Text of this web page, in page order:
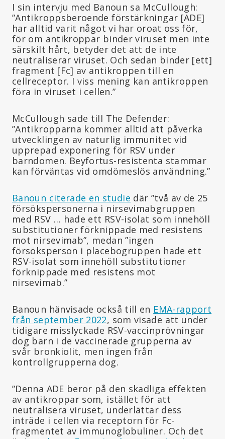
I sin intervju med Banoun sa McCullough:
”Antikroppsberoende förstärkningar [ADE]
har alltid varit något vi har oroat oss för,
för om antikroppar binder viruset men inte
särskilt hårt, betyder det att de inte
neutraliserar viruset. Och sedan binder [ett]
fragment [Fc] av antikroppen till en
cellreceptor. I viss mening kan antikroppen
föra in viruset i cellen.”
McCullough sade till The Defender:
”Antikropparna kommer alltid att påverka
utvecklingen av naturlig immunitet vid
upprepad exponering för RSV under
barndomen. Beyfortus-resistenta stammar
kan förväntas vid omdömeslös användning.”
Banoun citerade en studie där ”två av de 25
försökspersonerna i nirsevimabgruppen
med RSV … hade ett RSV-isolat som innehöll
substitutioner förknippade med resistens
mot nirsevimab”, medan ”ingen
försöksperson i placebogruppen hade ett
RSV-isolat som innehöll substitutioner
förknippade med resistens mot
nirsevimab.”
Banoun hänvisade också till en EMA-rapport
från september 2022, som visade att under
tidigare misslyckade RSV-vaccinprövningar
dog barn i de vaccinerade grupperna av
svår bronkiolit, men ingen från
kontrollgrupperna dog.
”Denna ADE beror på den skadliga effekten
av antikroppar som, istället för att
neutralisera viruset, underlättar dess
inträde i cellen via receptorn för Fc-
fragmentet av immunoglobuliner. Och det